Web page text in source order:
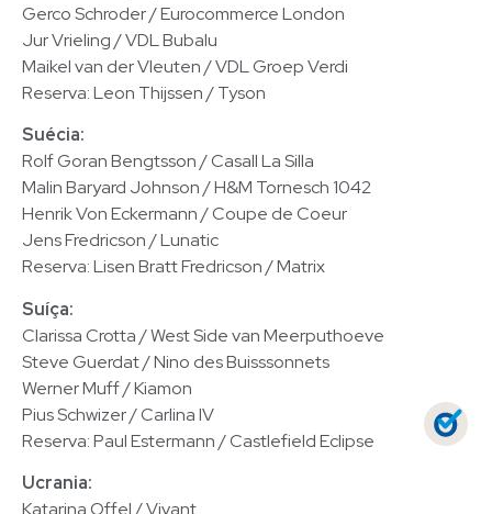
Gerco Schroder / Eurocommerce London
Jur Vrieling / VDL Bubalu
Maikel van der Vleuten / VDL Groep Verdi
Reserva: Leon Thijssen / Tyson
Suécia:
Rolf Goran Bengtsson / Casall La Silla
Malin Baryard Johnson / H&M Tornesch 1042
Henrik Von Eckermann / Coupe de Coeur
Jens Fredricson / Lunatic
Reserva: Lisen Bratt Fredricson / Matrix
Suíça:
Clarissa Crotta / West Side van Meerputhoeve
Steve Guerdat / Nino des Buisssonnets
Werner Muff / Kiamon
Pius Schwizer / Carlina IV
Reserva: Paul Estermann / Castlefield Eclipse
Ucrania:
Katarina Offel / Vivant